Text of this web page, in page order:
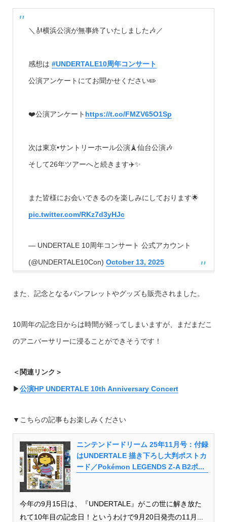
＼🎻横浜公演が無事終了いたしました🎶／
感想は #UNDERTALE10周年コンサート
公演アンケートにてお聞かせください✏️
❤️公演アンケート https://t.co/FMZV65O1Sp
次は東京•サントリーホール公演🗼仙台公演🎶
そして26年ツアーへと続きます✈️✨
また皆様にお会いできるのを楽しみにしております🌟
pic.twitter.com/RKz7d3yHJc
— UNDERTALE 10周年コンサート 公式アカウント
(@UNDERTALE10Con) October 13, 2025
また、記念となるパンフレットやグッズも販売されました。
10周年の記念日からは時間が経ってしまいますが、まだまだこ
のアニバーサリーに浸ることができそうです！
＜関連リンク＞
▶︎公演HP UNDERTALE 10th Anniversary Concert
▼こちらの記事もお楽しみください
ニンテンドードリーム 25年11月号：付録
はUNDERTALE 描き下ろし大判ポストカ
ード／Pokémon LEGENDS Z-A B2ポ...
今年の9月15日は、『UNDERTALE』がこの世に解き放た
れて10年目の記念日！というわけで9月20日発売の11月...